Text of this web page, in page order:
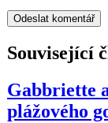
Související
Gabbriette
plážového